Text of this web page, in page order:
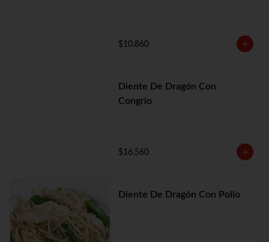
$10.860
Diente De Dragón Con
Congrio
$16.560
Diente De Dragón Con Pollo